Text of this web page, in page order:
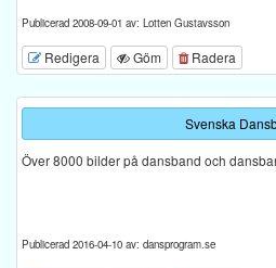
Publicerad 2008-09-01 av: Lotten Gustavsson
Redigera Göm Radera
Svenska
Över 8000 bilder på dansband och
Publicerad 2016-04-10 av: dansprogram.se